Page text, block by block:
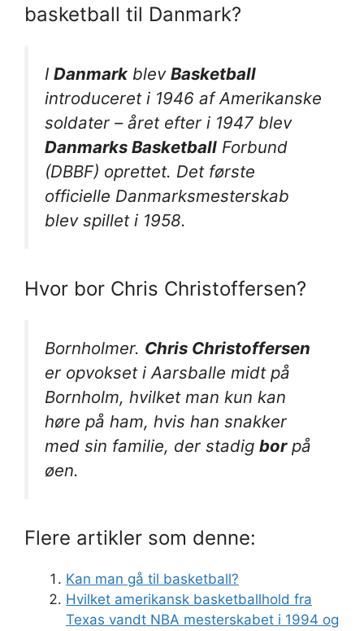
basketball til Danmark?
I Danmark blev Basketball
introduceret i 1946 af Amerikanske
soldater – året efter i 1947 blev
Danmarks Basketball Forbund
(DBBF) oprettet. Det første
officielle Danmarksmesterskab
blev spillet i 1958.
Hvor bor Chris Christoffersen?
Bornholmer. Chris Christoffersen
er opvokset i Aarsballe midt på
Bornholm, hvilket man kun kan
høre på ham, hvis han snakker
med sin familie, der stadig borpå
øen.
Flere artikler som denne:
Kan man gå til basketball?
Hvilket amerikansk basketballhold fra
Texas vandt NBA mesterskabet i 1994 og